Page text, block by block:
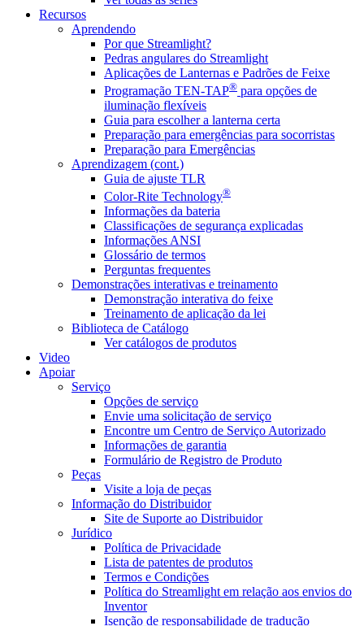
Recursos
Aprendendo
Por que Streamlight?
Pedras angulares do Streamlight
Aplicações de Lanternas e Padrões de Feixe
Programação TEN-TAP® para opções de
iluminação flexíveis
Guia para escolher a lanterna certa
Preparação para emergências para socorristas
Preparação para Emergências
Aprendizagem (cont.)
Guia de ajuste TLR
Color-Rite Technology®
Informações da bateria
Classificações de segurança explicadas
Informações ANSI
Glossário de termos
Perguntas frequentes
Demonstrações interativas e treinamento
Demonstração interativa do feixe
Treinamento de aplicação da lei
Biblioteca de Catálogo
Ver catálogos de produtos
Video
Apoiar
Serviço
Opções de serviço
Envie uma solicitação de serviço
Encontre um Centro de Serviço Autorizado
Informações de garantia
Formulário de Registro de Produto
Peças
Visite a loja de peças
Informação do Distribuidor
Site de Suporte ao Distribuidor
Jurídico
Política de Privacidade
Lista de patentes de produtos
Termos e Condições
Política do Streamlight em relação aos envios do
Inventor
Isenção de responsabilidade de tradução